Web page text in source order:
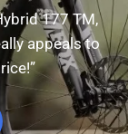
177 TM,
appeals to